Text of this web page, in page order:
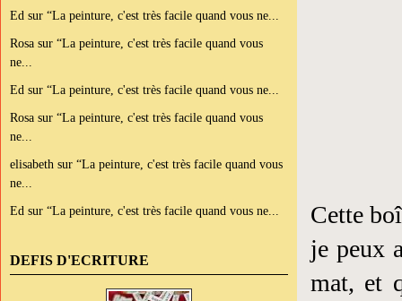
Ed sur “La peinture, c'est très facile quand vous ne...
Rosa sur “La peinture, c'est très facile quand vous
ne...
Ed sur “La peinture, c'est très facile quand vous ne...
Rosa sur “La peinture, c'est très facile quand vous
ne...
elisabeth sur “La peinture, c'est très facile quand vous
ne...
Ed sur “La peinture, c'est très facile quand vous ne...
DEFIS D'ECRITURE
Cette
je peux
mat, et